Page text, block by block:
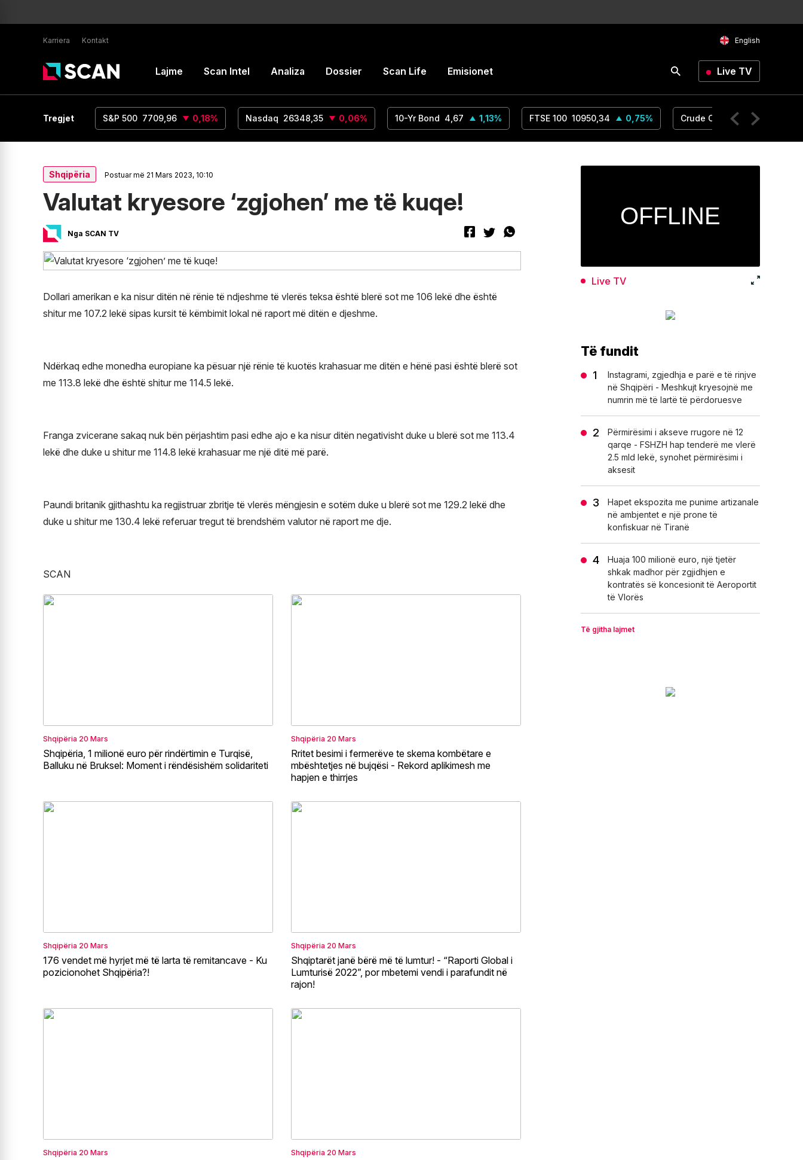
Karriera Kontakt English
Lajme Scan Intel Analiza Dossier Scan Life Emisionet Live TV
Tregjet
1,15 0% S&P 500 7709,96 0,18% Nasdaq 26348,35 0,06% 10-Yr Bond 4,67 1,13% FTSE 100 10950,34 0,75% Crude Oil 76,59
Shqipëria Postuar më 21 Mars 2023, 10:10
Valutat kryesore ‘zgjohen’ me të kuqe!
Nga SCAN TV
Dollari amerikan e ka nisur ditën në rënie të ndjeshme të vlerës teksa është blerë sot me 106 lekë dhe është
shitur me 107.2 lekë sipas kursit të këmbimit lokal në raport më ditën e djeshme.
Ndërkaq edhe monedha europiane ka pësuar një rënie të kuotës krahasuar me ditën e hënë pasi është blerë sot
me 113.8 lekë dhe është shitur me 114.5 lekë.
Franga zvicerane sakaq nuk bën përjashtim pasi edhe ajo e ka nisur ditën negativisht duke u blerë sot me 113.4
lekë dhe duke u shitur me 114.8 lekë krahasuar me një ditë më parë.
Paundi britanik gjithashtu ka regjistruar zbritje të vlerës mëngjesin e sotëm duke u blerë sot me 129.2 lekë dhe
duke u shitur me 130.4 lekë referuar tregut të brendshëm valutor në raport me dje.
SCAN
Shqipëria 20 Mars
Shqipëria, 1 milionë euro për rindërtimin e Turqisë,
Balluku në Bruksel: Moment i rëndësishëm solidariteti
Shqipëria 20 Mars
Rritet besimi i fermerëve te skema kombëtare e
mbështetjes në bujqësi - Rekord aplikimesh me
hapjen e thirrjes
Shqipëria 20 Mars
176 vendet më hyrjet më të larta të remitancave - Ku
pozicionohet Shqipëria?!
Shqipëria 20 Mars
Shqiptarët janë bërë më të lumtur! - “Raporti Global i
Lumturisë 2022”, por mbetemi vendi i parafundit në
rajon!
Shqipëria 20 Mars Shqipëria 20 Mars
Live TV
Të fundit
Instagrami, zgjedhja e parë e të rinjve
në Shqipëri - Meshkujt kryesojnë me
numrin më të lartë të përdoruesve
Përmirësimi i akseve rrugore në 12
qarqe - FSHZH hap tenderë me vlerë
2.5 mld lekë, synohet përmirësimi i
aksesit
Hapet ekspozita me punime artizanale
në ambjentet e një prone të
konfiskuar në Tiranë
Huaja 100 milionë euro, një tjetër
shkak madhor për zgjidhjen e
kontratës së koncesionit të Aeroportit
të Vlorës
Të gjitha lajmet